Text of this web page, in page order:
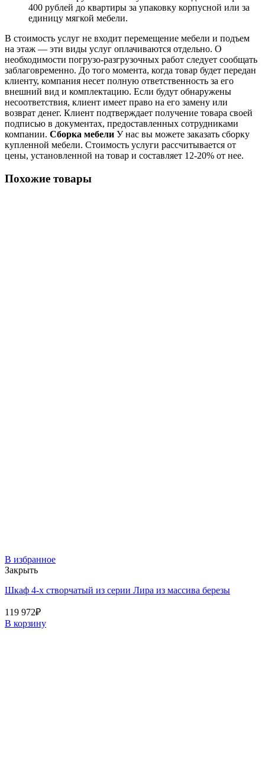
400 рублей до квартиры за упаковку корпусной или за
единицу мягкой мебели.
В стоимость услуг не входит перемещение мебели и подъем
на этаж — эти виды услуг оплачиваются отдельно. О
необходимости погрузо-разгрузочных работ следует сообщать
заблаговременно. До того момента, когда товар будет передан
клиенту, компания несет полную ответственность за его
внешний вид и комплектацию. Если будут обнаружены
несоответствия, клиент имеет право на его замену или
возврат денег. Клиент подтверждает получение товара своей
подписью в документах, предоставленных сотрудниками
компании. Сборка мебели У нас вы можете заказать сборку
купленной мебели. Стоимость услуги рассчитывается от
цены, установленной на товар и составляет 12-20% от нее.
Похожие товары
В избранное
Закрыть
Шкаф 4-х створчатый из серии Лира из массива березы
119 972₽
В корзину